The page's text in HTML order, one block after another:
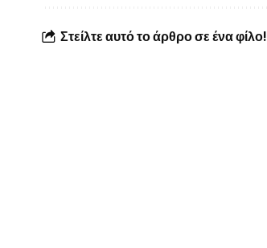
Στείλτε αυτό το άρθρο σε ένα φίλο!